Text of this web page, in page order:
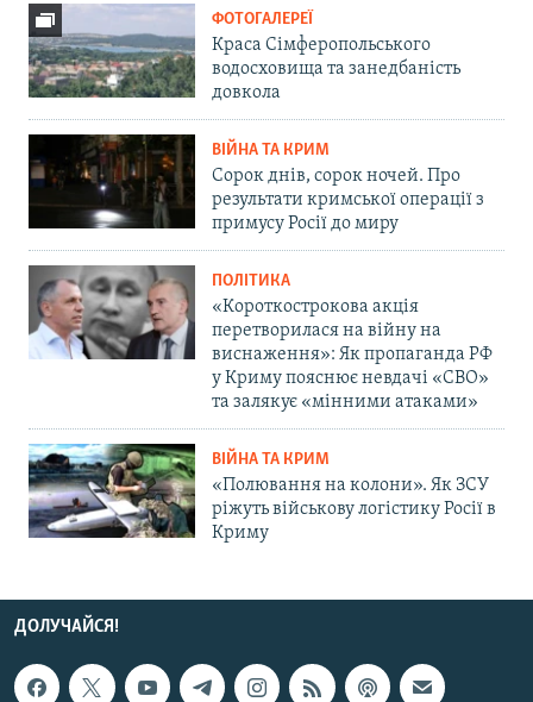
ФОТОГАЛЕРЕЇ
Краса Сімферопольського
водосховища та занедбаність
довкола
ВІЙНА ТА КРИМ
Сорок днів, сорок ночей. Про
результати кримської операції з
примусу Росії до миру
ПОЛІТИКА
«Короткострокова акція
перетворилася на війну на
виснаження»: Як пропаганда РФ
у Криму пояснює невдачі «СВО»
та залякує «мінними атаками»
ВІЙНА ТА КРИМ
«Полювання на колони». Як ЗСУ
ріжуть військову логістику Росії в
Криму
ДОЛУЧАЙСЯ!